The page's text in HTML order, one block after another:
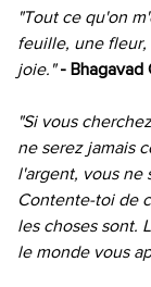
"Tout ce qu'on
feuille, une
joie."- Bhagavad
"Si vous
ne serez jamais
l'argent, vous ne
Contente-toi de
les choses sont.
le monde vous